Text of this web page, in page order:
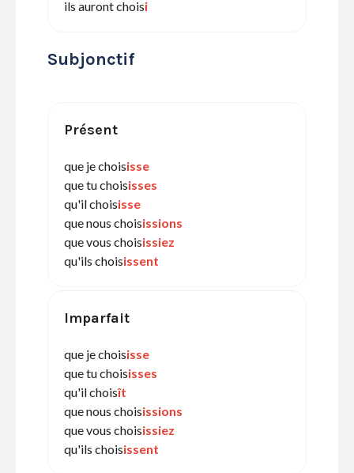
ils auront choisi
Subjonctif
Présent
que je choisisse
que tu choisisses
qu'il choisisse
que nous choisissions
que vous choisissiez
qu'ils choisissent
Imparfait
que je choisisse
que tu choisisses
qu'il choisît
que nous choisissions
que vous choisissiez
qu'ils choisissent